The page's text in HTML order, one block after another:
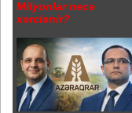
Milyonlar necə
xərclənir?